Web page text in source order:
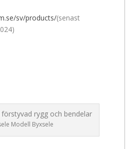
sv/products/(senast
Modell Byxsele